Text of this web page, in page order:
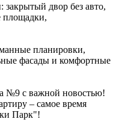
закрытый двор без авто,
площадки,
планировки,
фасады и комфортные
№9 с важной новостью!
– самое время
Парк"!